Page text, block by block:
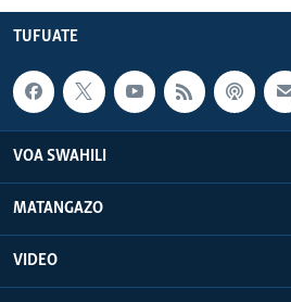
TUFUATE
VOA SWAHILI
MATANGAZO
VIDEO